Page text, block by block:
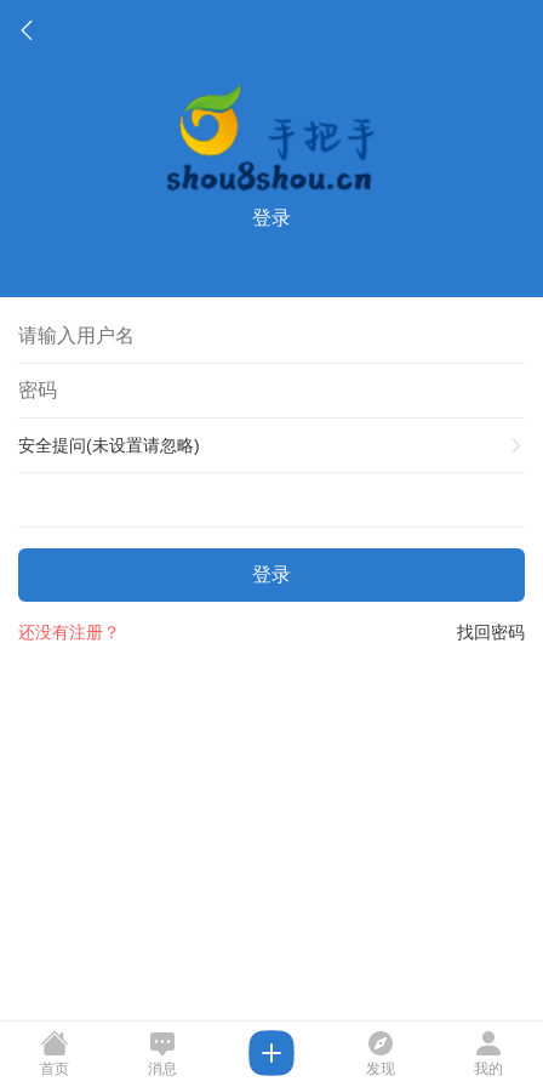
登录
安全提问(未设置请忽略)
登录
找回密码
还没有注册？
首页 消息 发现 我的